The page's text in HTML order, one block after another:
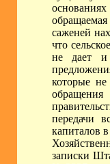
саженей
что
не дает и
которые не
передачи
капиталов
записки